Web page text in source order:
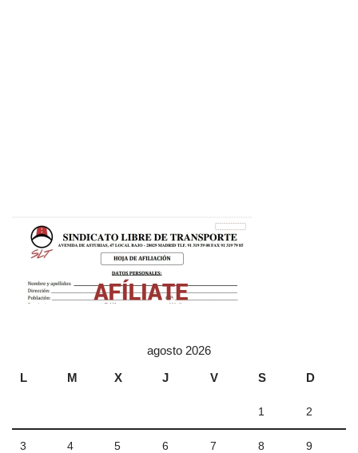
agosto 2026
L
M X J V S D
1 2
3 4 5 6 7 8 9